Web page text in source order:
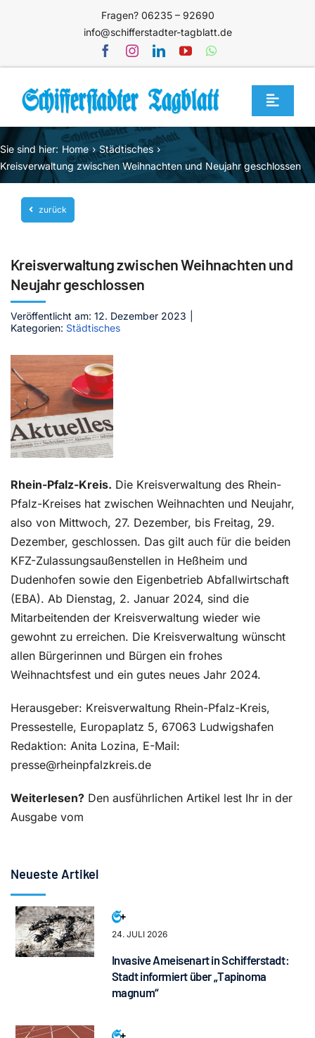
Fragen? 06235 – 92690
info@schifferstadter-tagblatt.de
Toggle
Home
Themen
Blog
Unternehmen
Mediathek
Jetzt abonnieren
Sie sind hier: Home
Städtisches
Kreisverwaltung zwischen Weihnachten und Neujahr geschlossen
zurück
Kreisverwaltung zwischen Weihnachten und
Neujahr geschlossen
Veröffentlicht am: 12. Dezember 2023
Kategorien: Städtisches
Rhein-Pfalz-Kreis. Die Kreisverwaltung des Rhein-
Pfalz-Kreises hat zwischen Weihnachten und Neujahr,
also von Mittwoch, 27. Dezember, bis Freitag, 29.
Dezember, geschlossen. Das gilt auch für die beiden
KFZ-Zulassungsaußenstellen in Heßheim und
Dudenhofen sowie den Eigenbetrieb Abfallwirtschaft
(EBA). Ab Dienstag, 2. Januar 2024, sind die
Mitarbeitenden der Kreisverwaltung wieder wie
gewohnt zu erreichen. Die Kreisverwaltung wünscht
allen Bürgerinnen und Bürgen ein frohes
Weihnachtsfest und ein gutes neues Jahr 2024.
Herausgeber: Kreisverwaltung Rhein-Pfalz-Kreis,
Pressestelle, Europaplatz 5, 67063 Ludwigshafen
Redaktion: Anita Lozina, E-Mail:
presse@rheinpfalzkreis.de
Weiterlesen? Den ausführlichen Artikel lest Ihr in der
Ausgabe vom
Neueste Artikel
24. JULI 2026
Invasive Ameisenart in Schifferstadt:
Stadt informiert über „Tapinoma
magnum“